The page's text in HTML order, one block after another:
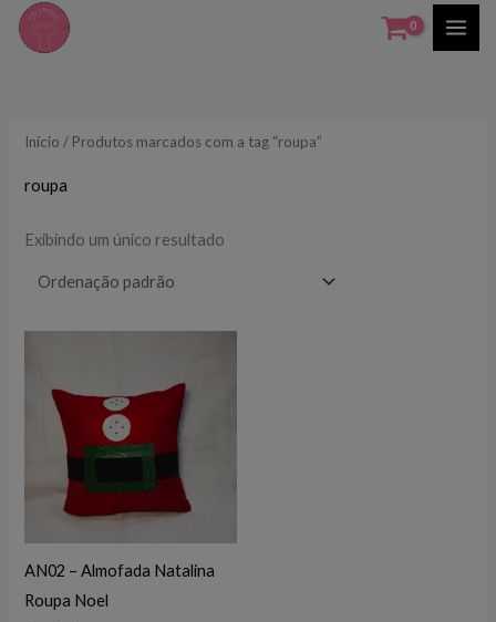
para
Início / Produtos marcados com a tag “roupa”
roupa
Exibindo um único resultado
AN02 – Almofada Natalina
Roupa Noel